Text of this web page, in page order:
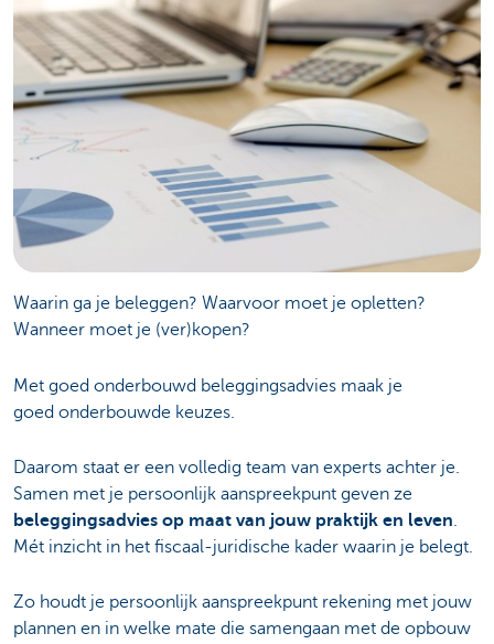
Waarin ga je beleggen? Waarvoor moet je opletten?
Wanneer moet je (ver)kopen?
Met goed onderbouwd beleggingsadvies maak je
goed onderbouwde keuzes.
Daarom staat er een volledig team van experts achter je.
Samen met je persoonlijk aanspreekpunt geven ze
beleggingsadvies op maat van jouw praktijk en leven.
Mét inzicht in het fiscaal-juridische kader waarin je belegt.
Zo houdt je persoonlijk aanspreekpunt rekening met jouw
plannen en in welke mate die samengaan met de opbouw